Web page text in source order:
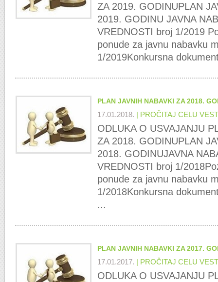
ZA 2019. GODINUPLAN
2019. GODINU JAVNA
VREDNOSTI broj 1/2019
ponude za javnu nabavku
1/2019Konkursna
PLAN JAVNIH NABAVKI ZA 2018.
17.01.2018. | PROČITAJ CELU VEST
ODLUKA O USVAJANJU
ZA 2018. GODINUPLAN
2018. GODINUJAVNA
VREDNOSTI broj 1/
ponude za javnu nabavku
1/2018Konkursna
...
PLAN JAVNIH NABAVKI ZA 2017.
17.01.2017. | PROČITAJ CELU VEST
ODLUKA O USVAJANJU